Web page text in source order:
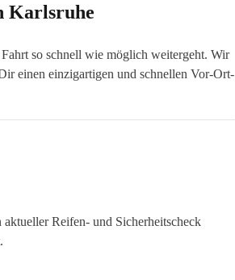
Karlsruhe
so schnell wie möglich weitergeht. Wir
einen einzigartigen und schnellen Vor-Ort-
Reifen- und Sicherheitscheck